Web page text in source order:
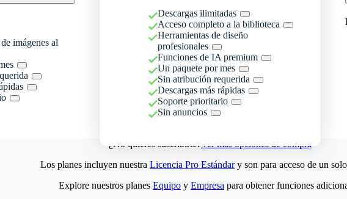
imágenes al
Descargas ilimitadas
Acceso completo a la biblioteca
Herramientas de diseño
profesionales
Funciones de IA premium
Un paquete por mes
Sin atribución requerida
Descargas más rápidas
Soporte prioritario
Sin anuncios
¿No quieres suscribirte?Ver más opciones de compra
Los planes incluyen nuestra Licencia Pro Estándary son para acceso de un
Explore nuestros planes Equipo y Empresa para obtener funciones